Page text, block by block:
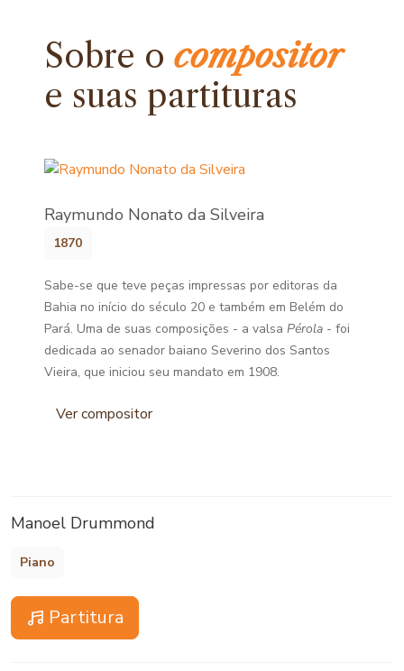
Sobre ocompositor
e suas partituras
Raymundo Nonato da Silveira
1870
Sabe-se que teve peças impressas por editoras da
Bahia no início do século 20 e também em Belém do
Pará. Uma de suas composições - a valsaPérola - foi
dedicada ao senador baiano Severino dos Santos
Vieira, que iniciou seu mandato em 1908.
Ver compositor
Manoel Drummond
Piano
Partitura